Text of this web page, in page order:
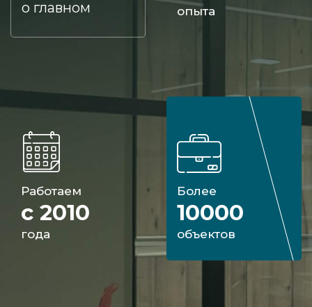
о главном опыта
Работаем
с 2010
года
Более
10000
объектов